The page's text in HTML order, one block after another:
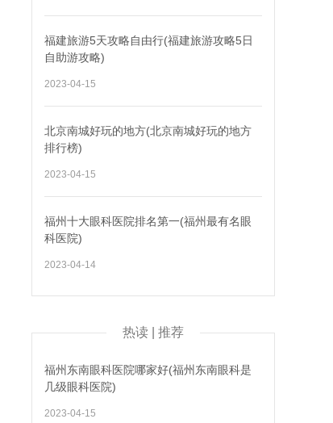
福建旅游5天攻略自由行(福建旅游攻略5日
自助游攻略)
2023-04-15
北京南城好玩的地方(北京南城好玩的地方
排行榜)
2023-04-15
福州十大眼科医院排名第一(福州最有名眼
科医院)
2023-04-14
热读 | 推荐
福州东南眼科医院哪家好(福州东南眼科是
几级眼科医院)
2023-04-15